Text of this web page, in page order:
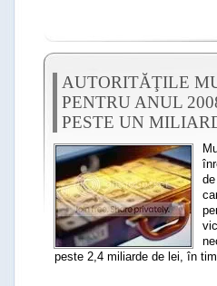
AUTORITĂŢILE
PENTRU ANUL
PESTE UN
peste 2,4 miliarde de lei, în